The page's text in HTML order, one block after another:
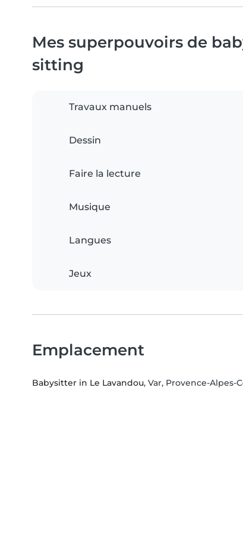
Mes superpouvoirs de
sitting
Travaux manuels
Dessin
Faire la lecture
Musique
Langues
Jeux
Emplacement
Babysitter in Le Lavandou, Var, Provence-Alpes-